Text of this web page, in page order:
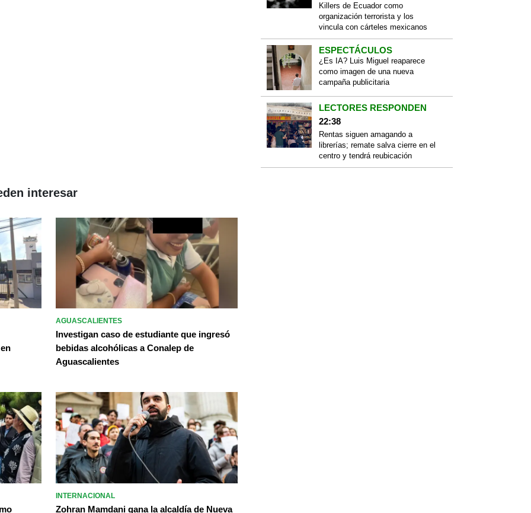
Killers de Ecuador como
organización terrorista y los
vincula con cárteles mexicanos
ESPECTÁCULOS
¿Es IA? Luis Miguel reaparece
como imagen de una nueva
campaña publicitaria
LECTORES RESPONDEN
22:38
Rentas siguen amagando a
librerías; remate salva cierre en el
centro y tendrá reubicación
interesar
AGUASCALIENTES
Investigan caso de estudiante que ingresó
bebidas alcohólicas a Conalep de
Aguascalientes
INTERNACIONAL
Zohran Mamdani gana la alcaldía de Nueva